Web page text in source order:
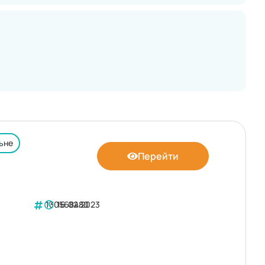
130568480
16.02.2023
Перейти